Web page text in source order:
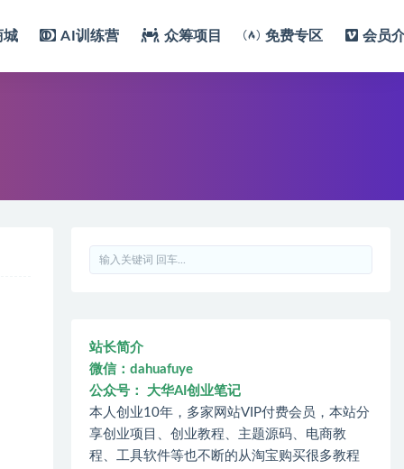
城 AI训练营 众筹项目 免费专区 会员
站长简介
微信：dahuafuye
公众号： 大华AI创业笔记
本人创业10年，多家网站VIP付费会员，本站分
享创业项目、创业教程、主题源码、电商教
程、工具软件等也不断的从淘宝购买很多教程